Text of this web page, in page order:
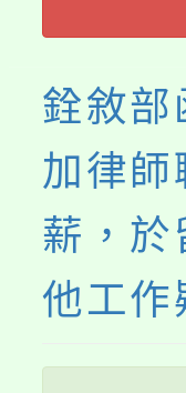
銓敘部
加律
薪，
他工作